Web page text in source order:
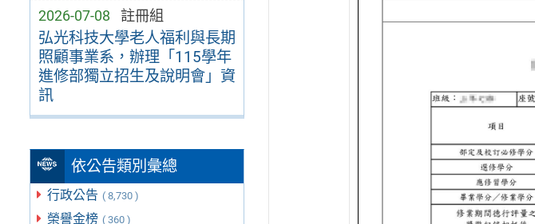
2026-07-08 註冊組
弘光科技大學老人福利與長期
照顧事業系，辦理「115學年
進修部獨立招生及說明會」資
訊
依公告類別彙總
行政公告 ( 8,730 )
榮譽金榜 ( 360 )